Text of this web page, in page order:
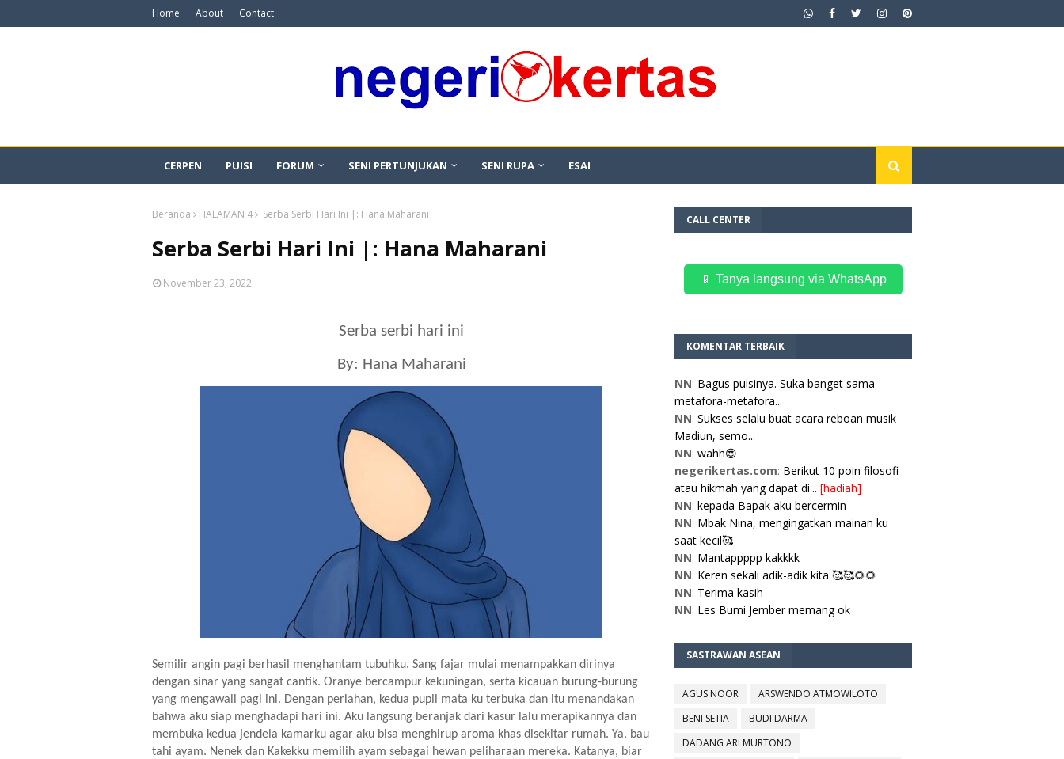
Home About Contact
CERPEN PUISI FORUM SENI PERTUNJUKAN SENI RUPA ESAI
Beranda HALAMAN 4 Serba Serbi Hari Ini |: Hana Maharani
Serba Serbi Hari Ini |: Hana Maharani
November 23, 2022
Serba serbi hari ini
By: Hana Maharani
Semilir angin pagi berhasil menghantam tubuhku. Sang fajar mulai menampakkan dirinya
dengan sinar yang sangat cantik. Oranye bercampur kekuningan, serta kicauan burung-burung
yang mengawali pagi ini. Dengan perlahan, kedua pupil mata ku terbuka dan itu menandakan
bahwa aku siap menghadapi hari ini. Aku langsung beranjak dari kasur lalu merapikannya dan
membuka kedua jendela kamarku agar aku bisa menghirup aroma khas disekitar rumah. Ya, bau
tahi ayam. Nenek dan Kakekku memilih ayam sebagai hewan peliharaan mereka. Katanya, biar
CALL CENTER
📱 Tanya langsung via WhatsApp
KOMENTAR TERBAIK
NN: Bagus puisinya. Suka banget sama
metafora-metafora...
NN: Sukses selalu buat acara reboan musik
Madiun, semo...
NN: wahh😍
negerikertas.com: Berikut 10 poin filosofi
atau hikmah yang dapat di... [hadiah]
NN: kepada Bapak aku bercermin
NN: Mbak Nina, mengingatkan mainan ku
saat kecil🥰
NN: Mantappppp kakkkk
NN: Keren sekali adik-adik kita 🥰🥰🌻🌻
NN: Terima kasih
NN: Les Bumi Jember memang ok
SASTRAWAN ASEAN
AGUS NOOR
ARSWENDO ATMOWILOTO
BENI SETIA
BUDI DARMA
DADANG ARI MURTONO